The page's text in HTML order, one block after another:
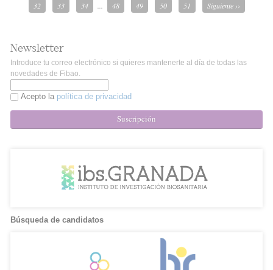
32
33 34 48 49 50 51 Siguiente ››
Newsletter
Introduce tu correo electrónico si quieres mantenerte al día de todas las
novedades de Fibao.
Acepto la política de privacidad
Suscripción
Búsqueda de candidatos